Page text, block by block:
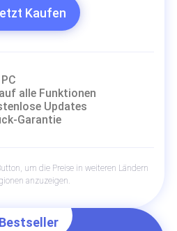
Kaufen
alle Funktionen
Updates
Garantie
um die Preise in weiteren Ländern
anzuzeigen.
Bestseller